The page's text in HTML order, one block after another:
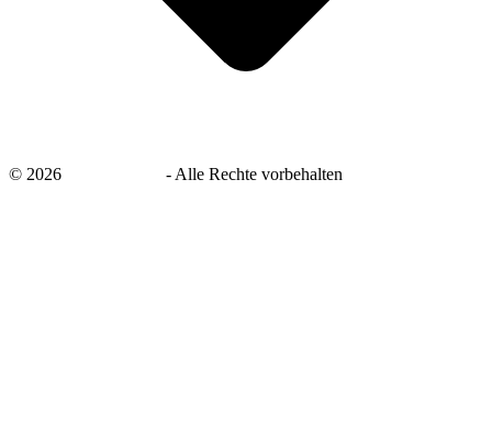
© 2026 - Alle Rechte vorbehalten